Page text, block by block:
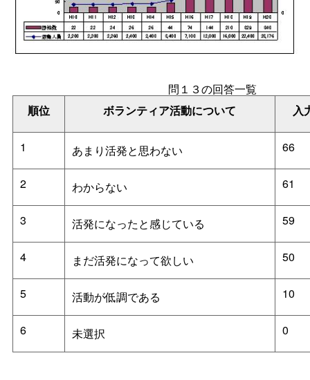
順位 ボランティア活動について 入
問１３の回答一覧
1 あまり活発と思わない 66
2 わからない 61
3 活発になったと感じている 59
4 まだ活発になって欲しい 50
5 活動が低調である 10
6 未選択 0